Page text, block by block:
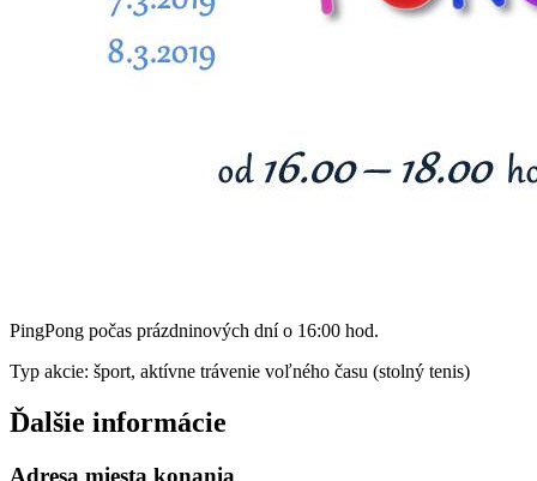
PingPong počas prázdninových dní o 16:00 hod.
Typ akcie: šport, aktívne trávenie voľného času (stolný tenis)
Ďalšie informácie
Adresa miesta konania